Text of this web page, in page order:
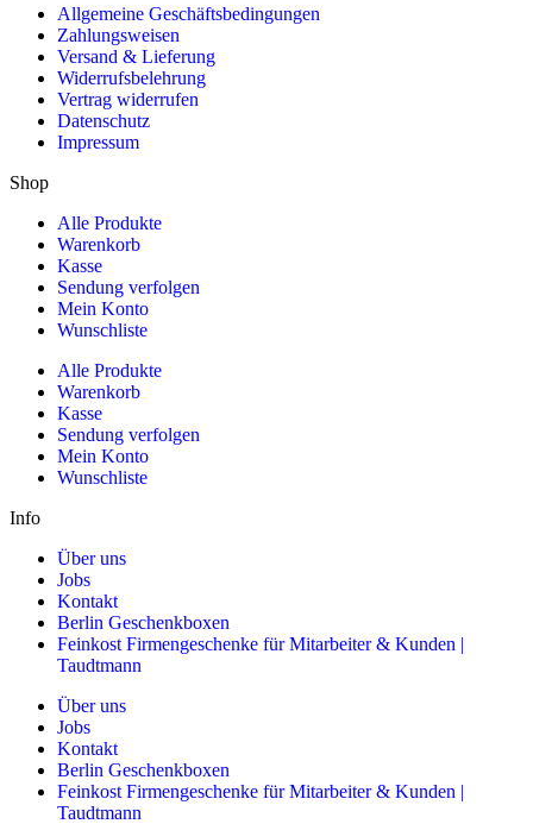
Allgemeine Geschäftsbedingungen
Zahlungsweisen
Versand & Lieferung
Widerrufsbelehrung
Vertrag widerrufen
Datenschutz
Impressum
Shop
Alle Produkte
Warenkorb
Kasse
Sendung verfolgen
Mein Konto
Wunschliste
Alle Produkte
Warenkorb
Kasse
Sendung verfolgen
Mein Konto
Wunschliste
Info
Über uns
Jobs
Kontakt
Berlin Geschenkboxen
Feinkost Firmengeschenke für Mitarbeiter & Kunden |
Taudtmann
Über uns
Jobs
Kontakt
Berlin Geschenkboxen
Feinkost Firmengeschenke für Mitarbeiter & Kunden |
Taudtmann